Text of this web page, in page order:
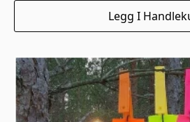
Legg I